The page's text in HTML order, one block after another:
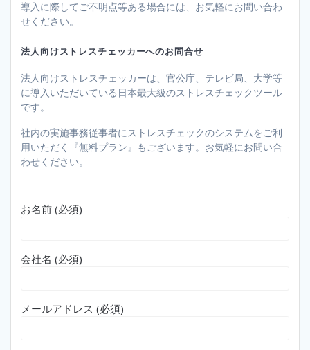
導入に際してご不明点等ある場合には、お気軽にお問い合わ
せください。
法人向けストレスチェッカーへのお問合せ
法人向けストレスチェッカーは、官公庁、テレビ局、大学等
に導入いただいている日本最大級のストレスチェックツール
です。
社内の実施事務従事者にストレスチェックのシステムをご利
用いただく『無料プラン』もございます。お気軽にお問い合
わせください。
お名前 (必須)
会社名 (必須)
メールアドレス (必須)